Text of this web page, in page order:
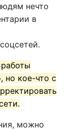
нечто
в
но кое-что с
можно